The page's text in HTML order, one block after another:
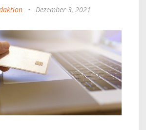
• Dezember 3, 2021